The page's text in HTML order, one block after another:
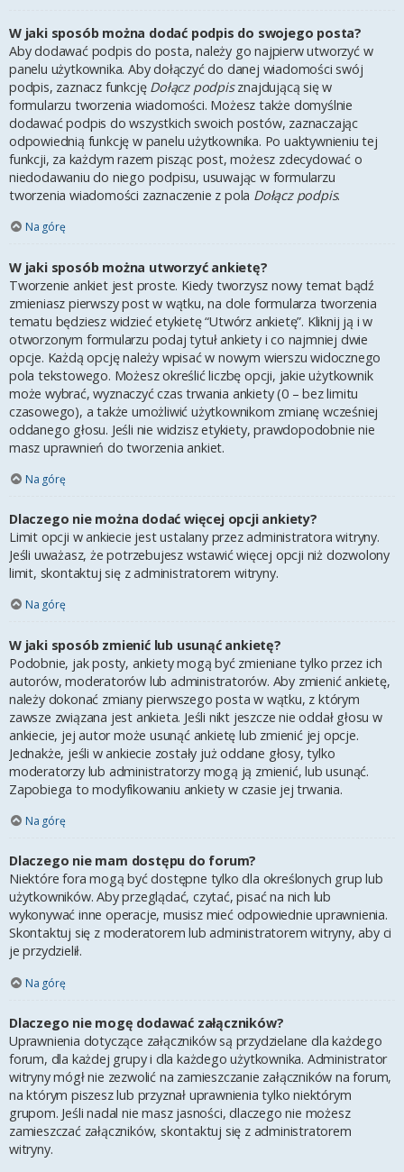
W jaki sposób można dodać podpis do swojego posta?
Aby dodawać podpis do posta, należy go najpierw utworzyć w
panelu użytkownika. Aby dołączyć do danej wiadomości swój
podpis, zaznacz funkcję Dołącz podpisznajdującą się w
formularzu tworzenia wiadomości. Możesz także domyślnie
dodawać podpis do wszystkich swoich postów, zaznaczając
odpowiednią funkcję w panelu użytkownika. Po uaktywnieniu tej
funkcji, za każdym razem pisząc post, możesz zdecydować o
niedodawaniu do niego podpisu, usuwając w formularzu
tworzenia wiadomości zaznaczenie z pola Dołącz podpis.
Na górę
W jaki sposób można utworzyć ankietę?
Tworzenie ankiet jest proste. Kiedy tworzysz nowy temat bądź
zmieniasz pierwszy post w wątku, na dole formularza tworzenia
tematu będziesz widzieć etykietę “Utwórz ankietę”. Kliknij ją i w
otworzonym formularzu podaj tytuł ankiety i co najmniej dwie
opcje. Każdą opcję należy wpisać w nowym wierszu widocznego
pola tekstowego. Możesz określić liczbę opcji, jakie użytkownik
może wybrać, wyznaczyć czas trwania ankiety (0 – bez limitu
czasowego), a także umożliwić użytkownikom zmianę wcześniej
oddanego głosu. Jeśli nie widzisz etykiety, prawdopodobnie nie
masz uprawnień do tworzenia ankiet.
Na górę
Dlaczego nie można dodać więcej opcji ankiety?
Limit opcji w ankiecie jest ustalany przez administratora witryny.
Jeśli uważasz, że potrzebujesz wstawić więcej opcji niż dozwolony
limit, skontaktuj się z administratorem witryny.
Na górę
W jaki sposób zmienić lub usunąć ankietę?
Podobnie, jak posty, ankiety mogą być zmieniane tylko przez ich
autorów, moderatorów lub administratorów. Aby zmienić ankietę,
należy dokonać zmiany pierwszego posta w wątku, z którym
zawsze związana jest ankieta. Jeśli nikt jeszcze nie oddał głosu w
ankiecie, jej autor może usunąć ankietę lub zmienić jej opcje.
Jednakże, jeśli w ankiecie zostały już oddane głosy, tylko
moderatorzy lub administratorzy mogą ją zmienić, lub usunąć.
Zapobiega to modyfikowaniu ankiety w czasie jej trwania.
Na górę
Dlaczego nie mam dostępu do forum?
Niektóre fora mogą być dostępne tylko dla określonych grup lub
użytkowników. Aby przeglądać, czytać, pisać na nich lub
wykonywać inne operacje, musisz mieć odpowiednie uprawnienia.
Skontaktuj się z moderatorem lub administratorem witryny, aby ci
je przydzielił.
Na górę
Dlaczego nie mogę dodawać załączników?
Uprawnienia dotyczące załączników są przydzielane dla każdego
forum, dla każdej grupy i dla każdego użytkownika. Administrator
witryny mógł nie zezwolić na zamieszczanie załączników na forum,
na którym piszesz lub przyznał uprawnienia tylko niektórym
grupom. Jeśli nadal nie masz jasności, dlaczego nie możesz
zamieszczać załączników, skontaktuj się z administratorem
witryny.